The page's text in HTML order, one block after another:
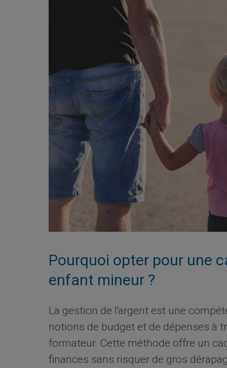
Pourquoi opter pour une
enfant mineur ?
La gestion de l'argent est une
notions de budget et de dépenses à
formateur. Cette méthode offre un
finances sans risquer de gros